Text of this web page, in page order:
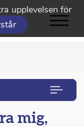
upplevelsen för
mig,